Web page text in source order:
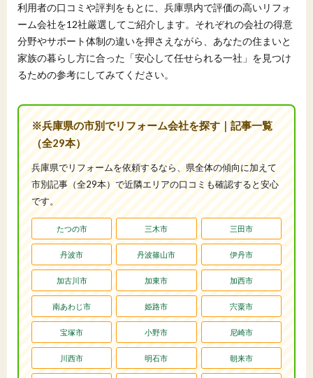
利用者の口コミや評判をもとに、兵庫県内で評価の高いリフォ
ーム会社を12社厳選してご紹介します。それぞれの会社の得意
分野やサポート体制の違いを押さえながら、あなたの住まいと
家族の暮らし方に合った「安心して任せられる一社」を見つけ
るための参考にしてみてください。
※兵庫県の市別でリフォーム会社を探す｜記事一覧
（全29本）
兵庫県でリフォームを依頼するなら、県全体の傾向に加えて
市別記事（全29本）で近隣エリアの口コミも確認すると安心
です。
たつの市 三木市 三田市
丹波市 丹波篠山市 伊丹市
加古川市 加東市 加西市
南あわじ市 姫路市 宍粟市
宝塚市 小野市 尼崎市
川西市 明石市 朝来市